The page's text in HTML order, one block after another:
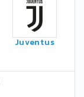
Juventus